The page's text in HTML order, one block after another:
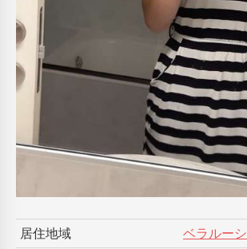
居住地域 ベラルーシ